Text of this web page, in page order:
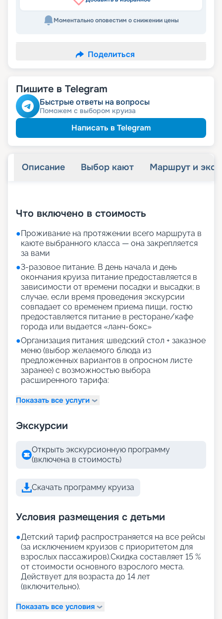
Моментально оповестим о снижении цены
Поделиться
Пишите в Telegram
Быстрые ответы на вопросы
Поможем с выбором круиза
Написать в Telegram
Описание Выбор кают Маршрут и
Что включено в стоимость
●Проживание на протяжении всего маршрута в
каюте выбранного класса — она закрепляется
за вами
●3-разовое питание. В день начала и день
окончания круиза питание предоставляется в
зависимости от времени посадки и высадки; в
случае, если время проведения экскурсии
совпадает со временем приема пищи, гостю
предоставляется питание в ресторане/кафе
города или выдается «ланч-бокс»
●Организация питания: шведский стол + заказное
меню (выбор желаемого блюда из
предложенных вариантов в опросном листе
заранее) с возможностью выбора
расширенного тарифа:
Показать все услуги
Экскурсии
Открыть экскурсионную программу
(включена в стоимость)
Скачать программу круиза
Условия размещения с детьми
●Детский тариф распространяется на все рейсы
(за исключением круизов с приоритетом для
взрослых пассажиров).Скидка составляет 15 %
от стоимости основного взрослого места.
Действует для возраста до 14 лет
(включительно).
Показать все условия